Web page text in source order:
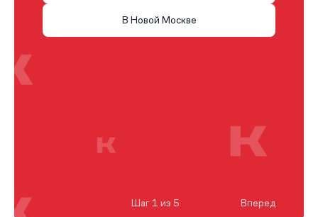
В Новой Москве
Шаг 1 из 5 Вперед